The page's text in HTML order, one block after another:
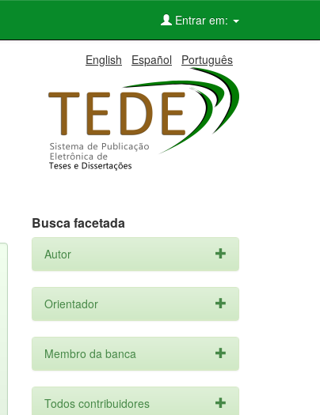
Entrar em:
English Español Português
Busca facetada
Autor
Orientador
Membro da banca
Todos contribuidores